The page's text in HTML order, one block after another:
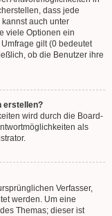
dass jede
auch unter
viele Optionen ein
gilt (0 bedeutet
ob die Benutzer ihre
erstellen?
wird durch die Board-
als
Verfasser,
werden. Um eine
Themas; dieser ist